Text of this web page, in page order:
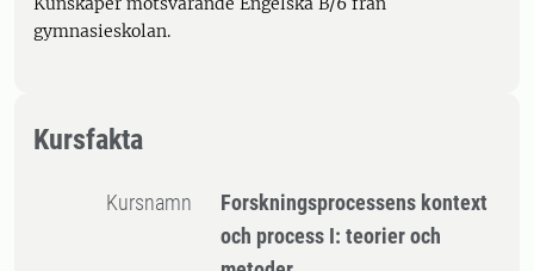
gymnasieskolan.
Kursfakta
Kursnamn
Forskningsprocessens kontext
och process I: teorier och